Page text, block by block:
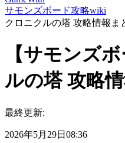
サモンズボード攻略wiki
クロニクルの塔 攻略情報ま
【サモンズ
ルの塔 攻略
最終更新:
2026年5月29日08:36